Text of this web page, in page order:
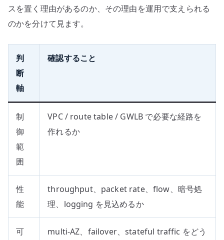
スを置く理由があるのか、その理由を運用で支えられる
のかを分けて見ます。
判
断
軸
確認すること
制
御
範
囲
VPC / route table / GWLB で必要な経路を
作れるか
性
能
throughput、packet rate、flow、暗号処
理、logging を見込めるか
可
multi-AZ、failover、stateful traffic をどう